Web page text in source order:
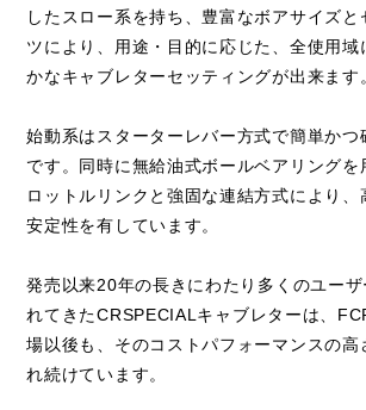
したスロー系を持ち、豊富なボアサイズと
ツにより、用途・目的に応じた、全使用域
かなキャブレターセッティングが出来ます
始動系はスターターレバー方式で簡単かつ
です。同時に無給油式ボールベアリングを
ロットルリンクと強固な連結方式により
安定性を有しています。
発売以来20年の長きにわたり多くのユー
れてきたCRSPECIALキャブレターは、
場以後も、そのコストパフォーマンスの高
れ続けています。